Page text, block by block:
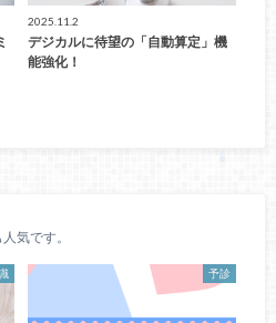
2025.11.2
デジカルに待望の「自動算定」機
能強化！
気です。
予診